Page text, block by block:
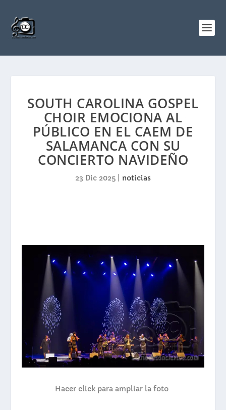
SOUTH CAROLINA GOSPEL
CHOIR EMOCIONA AL
PÚBLICO EN EL CAEM DE
SALAMANCA CON SU
CONCIERTO NAVIDEÑO
23 Dic 2025 noticias
Hacer click para ampliar la foto